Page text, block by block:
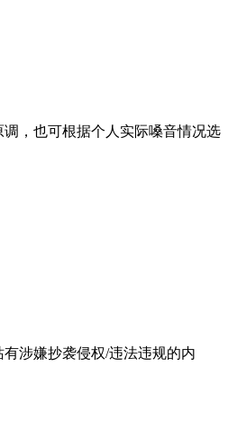
，也可根据个人实际嗓音情况选
涉嫌抄袭侵权/违法违规的内